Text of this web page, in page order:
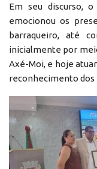
Em seu discurso,
emocionou os
barraqueiro, até
inicialmente por
Axé-Moi, e hoje
reconhecimento